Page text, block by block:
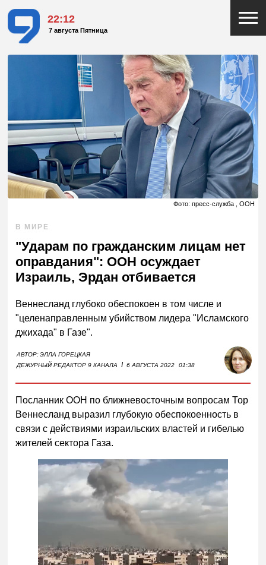
22:12
7 августа Пятница
Фото: пресс-служба , ООН
В МИРЕ
"Ударам по гражданским лицам нет
оправдания": ООН осуждает
Израиль, Эрдан отбивается
Веннесланд глубоко обеспокоен в том числе и
"целенаправленным убийством лидера "Исламского
джихада" в Газе".
АВТОР:ЭЛЛА ГОРЕЦКАЯ
ДЕЖУРНЫЙ РЕДАКТОР 9 КАНАЛА
I 6 АВГУСТА 2022 01:38
Посланник ООН по ближневосточным вопросам Тор
Веннесланд выразил глубокую обеспокоенность в
связи с действиями израильских властей и гибелью
жителей сектора Газа.